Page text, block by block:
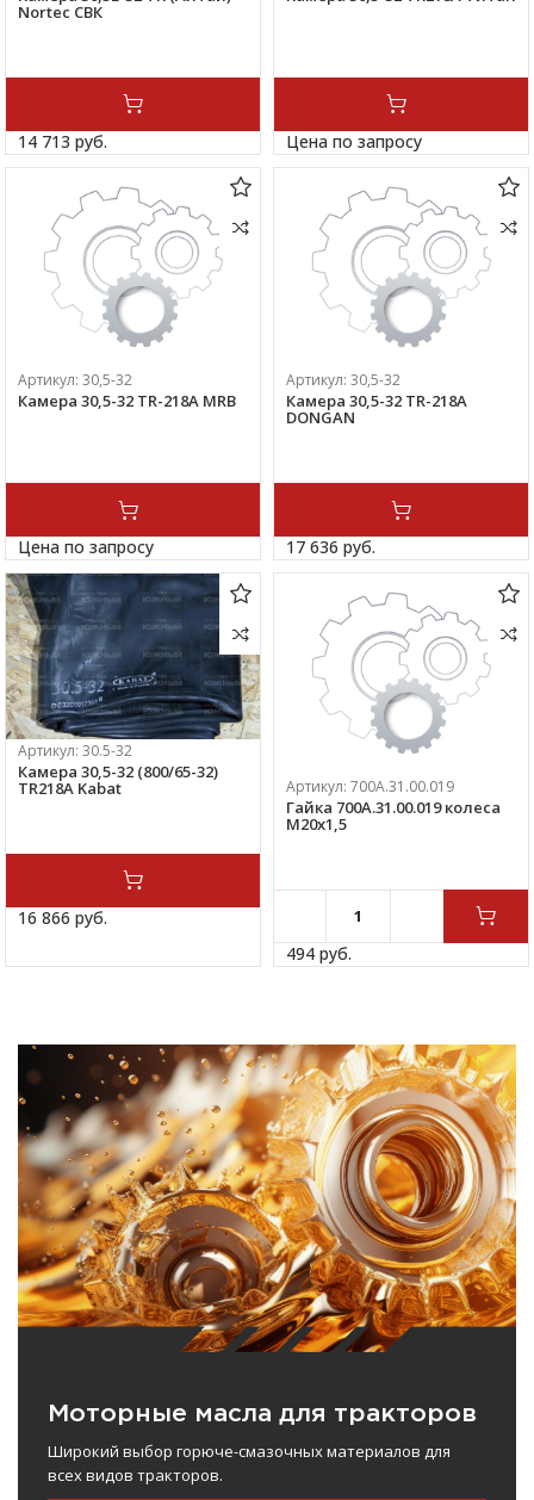
Nortec СВК
14 713 руб. Цена по запросу
Артикул: 30,5-32
Камера 30,5-32 TR-218A MRB
Цена по запросу
Артикул: 30,5-32
Камера 30,5-32 TR-218A
DONGAN
17 636 руб.
Артикул: 30.5-32
Камера 30,5-32 (800/65-32)
TR218A Kabat
16 866 руб.
Артикул: 700А.31.00.019
Гайка 700А.31.00.019 колеса
М20х1,5
494 руб.
Моторные масла для тракторов
Широкий выбор горюче-смазочных материалов для
всех видов тракторов.